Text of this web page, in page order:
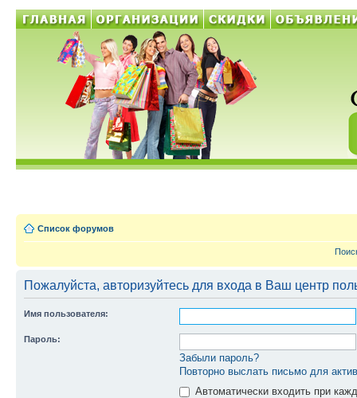
Список форумов
Пожалуйста, авторизуйтесь для входа в Ваш центр
Имя пользователя:
Пароль:
Забыли пароль?
Повторно выслать письмо для
Автоматически входить при